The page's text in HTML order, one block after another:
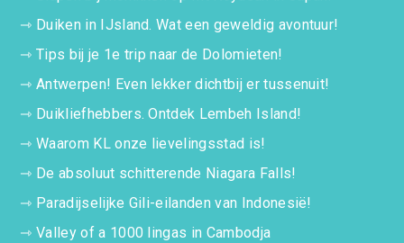
⇾ Duiken in IJsland. Wat een geweldig avontuur!
⇾Tips bij je 1e trip naar de Dolomieten!
⇾Antwerpen! Even lekker dichtbij er tussenuit!
⇾ Duikliefhebbers. Ontdek Lembeh Island!
⇾Waarom KL onze lievelingsstad is!
⇾ De absoluut schitterende Niagara Falls!
⇾ Paradijselijke Gili-eilanden van Indonesië!
⇾Valley of a 1000 lingas in Cambodja